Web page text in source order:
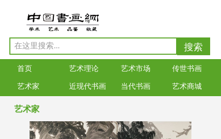
首页 艺术理论 艺术市场 传世书画
艺术家 近现代书画 当代书画 艺术商城
艺术家